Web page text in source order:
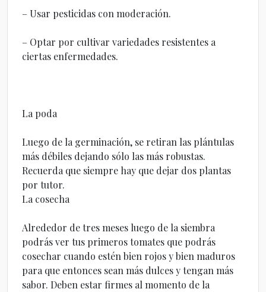
– Usar pesticidas con moderación.
– Optar por cultivar variedades resistentes a
ciertas enfermedades.
La poda
Luego de la germinación, se retiran las plántulas
más débiles dejando sólo las más robustas.
Recuerda que siempre hay que dejar dos plantas
por tutor.
La cosecha
Alrededor de tres meses luego de la siembra
podrás ver tus primeros tomates que podrás
cosechar cuando estén bien rojos y bien maduros
para que entonces sean más dulces y tengan más
sabor. Deben estar firmes al momento de la